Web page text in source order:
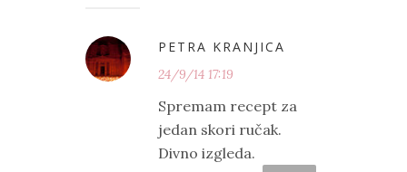
PETRA KRANJICA
24/9/14 17:19
Spremam recept za
jedan skori ručak.
Divno izgleda.